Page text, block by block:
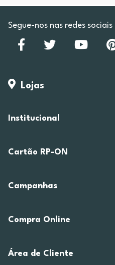
Segue-nos nas redes sociais
Lojas
Institucional
Cartão RP-ON
Campanhas
Compra Online
Área de Cliente